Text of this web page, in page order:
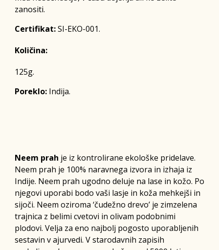
zanositi.
Certifikat:SI-EKO-001.
Količina:
125g.
Poreklo: Indija.
Neem prah je iz kontrolirane ekološke pridelave.
Neem prah je 100% naravnega izvora in izhaja iz
Indije. Neem prah ugodno deluje na lase in kožo. Po
njegovi uporabi bodo vaši lasje in koža mehkejši in
sijoči. Neem oziroma ‘čudežno drevo’ je zimzelena
trajnica z belimi cvetovi in olivam podobnimi
plodovi. Velja za eno najbolj pogosto uporabljenih
sestavin v ajurvedi. V starodavnih zapisih